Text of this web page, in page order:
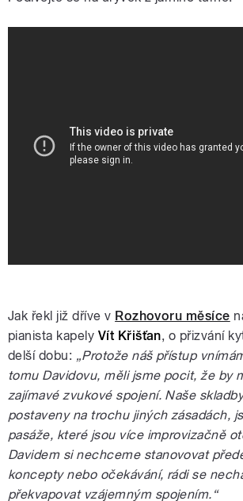
Jak řekl již dříve v Rozhovoru měsíce
pianista kapely Vít Křišťan, o přizvání
delší dobu: „Protože náš přístup
tomu Davidovu, měli jsme pocit, že by
zajímavé zvukové spojení. Naše
postaveny na trochu jiných zásadách,
pasáže, které jsou více improvizačně
Davidem si nechceme stanovovat
koncepty nebo očekávání, rádi se
překvapovat vzájemným spojením.“